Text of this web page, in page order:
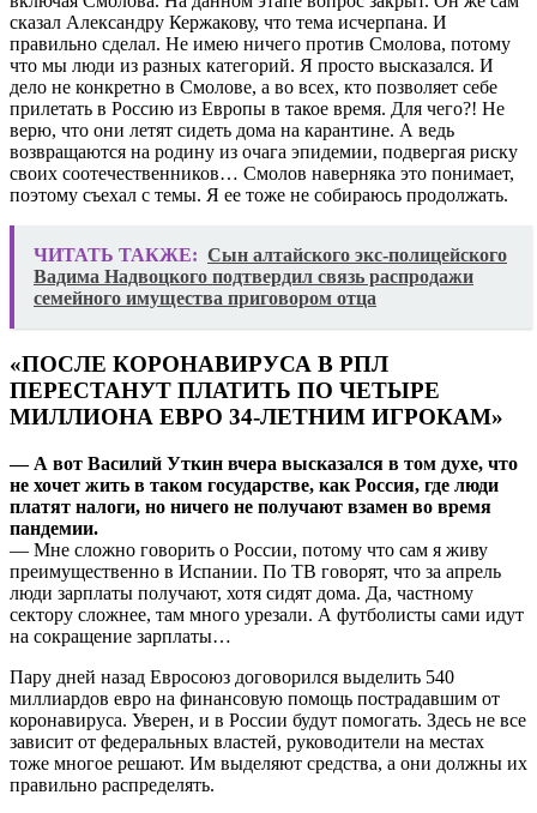
сказал Александру Кержакову, что тема исчерпана. И
правильно сделал. Не имею ничего против Смолова, потому
что мы люди из разных категорий. Я просто высказался. И
дело не конкретно в Смолове, а во всех, кто позволяет себе
прилетать в Россию из Европы в такое время. Для чего?! Не
верю, что они летят сидеть дома на карантине. А ведь
возвращаются на родину из очага эпидемии, подвергая риску
своих соотечественников… Смолов наверняка это понимает,
поэтому съехал с темы. Я ее тоже не собираюсь продолжать.
ЧИТАТЬ ТАКЖЕ: Сын алтайского экс-полицейского
Вадима Надвоцкого подтвердил связь распродажи
семейного имущества приговором отца
«ПОСЛЕ КОРОНАВИРУСА В РПЛ
ПЕРЕСТАНУТ ПЛАТИТЬ ПО ЧЕТЫРЕ
МИЛЛИОНА ЕВРО 34-ЛЕТНИМ ИГРОКАМ»
— А вот Василий Уткин вчера высказался в том духе, что
не хочет жить в таком государстве, как Россия, где люди
платят налоги, но ничего не получают взамен во время
пандемии.
— Мне сложно говорить о России, потому что сам я живу
преимущественно в Испании. По ТВ говорят, что за апрель
люди зарплаты получают, хотя сидят дома. Да, частному
сектору сложнее, там много урезали. А футболисты сами идут
на сокращение зарплаты…
Пару дней назад Евросоюз договорился выделить 540
миллиардов евро на финансовую помощь пострадавшим от
коронавируса. Уверен, и в России будут помогать. Здесь не все
зависит от федеральных властей, руководители на местах
тоже многое решают. Им выделяют средства, а они должны их
правильно распределять.